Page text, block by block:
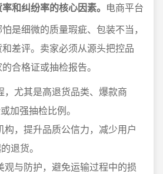
和纠纷率的核心因素。 电商平台
是细微的质量瑕疵、包装不当，
差评。卖家必须从源头把控品
合格证或抽检报告。
，尤其是高退货品类、爆款商
加强抽检比例。
构，提升品质公信力，减少用户
退货。
观与防护，避免运输过程中的损